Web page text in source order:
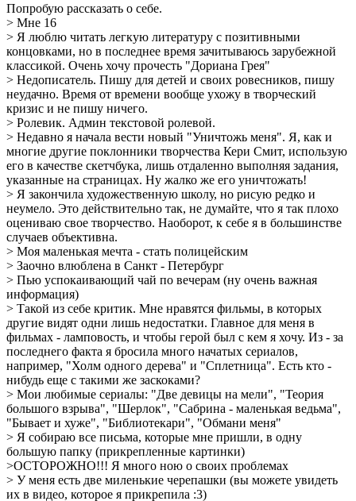
Попробую рассказать о себе.
> Мне 16
> Я люблю читать легкую литературу с позитивными
концовками, но в последнее время зачитываюсь зарубежной
классикой. Очень хочу прочесть "Дориана Грея"
> Недописатель. Пишу для детей и своих ровесников, пишу
неудачно. Время от времени вообще ухожу в творческий
кризис и не пишу ничего.
> Ролевик. Админ текстовой ролевой.
> Недавно я начала вести новый "Уничтожь меня". Я, как и
многие другие поклонники творчества Кери Смит, использую
его в качестве скетчбука, лишь отдаленно выполняя задания,
указанные на страницах. Ну жалко же его уничтожать!
> Я закончила художественную школу, но рисую редко и
неумело. Это действительно так, не думайте, что я так плохо
оцениваю свое творчество. Наоборот, к себе я в большинстве
случаев объективна.
> Моя маленькая мечта - стать полицейским
> Заочно влюблена в Санкт - Петербург
> Пью успокаивающий чай по вечерам (ну очень важная
информация)
> Такой из себе критик. Мне нравятся фильмы, в которых
другие видят одни лишь недостатки. Главное для меня в
фильмах - ламповость, и чтобы герой был с кем я хочу. Из - за
последнего факта я бросила много начатых сериалов,
например, "Холм одного дерева" и "Сплетница". Есть кто -
нибудь еще с такими же заскоками?
> Мои любимые сериалы: "Две девицы на мели", "Теория
большого взрыва", "Шерлок", "Сабрина - маленькая ведьма",
"Бывает и хуже", "Библиотекари", "Обмани меня"
> Я собираю все письма, которые мне пришли, в одну
большую папку (прикрепленные картинки)
>ОСТОРОЖНО!!! Я много ною о своих проблемах
> У меня есть две миленькие черепашки (вы можете увидеть
их в видео, которое я прикрепила :3)